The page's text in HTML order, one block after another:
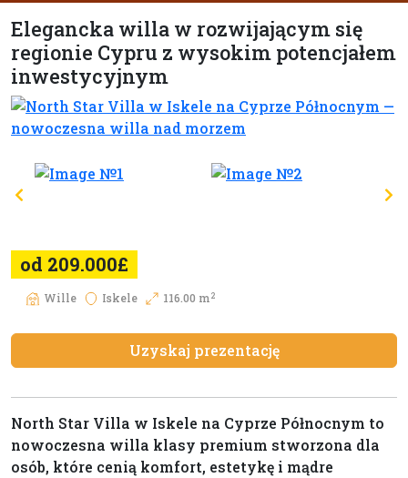
Elegancka willa w rozwijającym się
regionie Cypru z wysokim potencjałem
inwestycyjnym
od 209.000£
Wille Iskele 116.00 m2
Uzyskaj prezentację
North Star Villa w Iskele na Cyprze Północnym to
nowoczesna willa klasy premium stworzona dla
osób, które cenią komfort, estetykę i mądre